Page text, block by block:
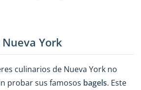
York
culinarios de Nueva York no
probar sus famosos bagels. Este